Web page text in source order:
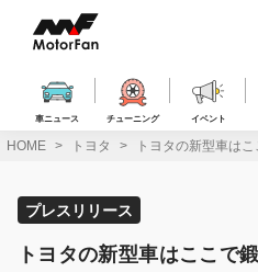
ス
車ニュース チューニング イベント
HOME トヨタ トヨタの新型車は
プレスリリース
トヨタの新型車はここで